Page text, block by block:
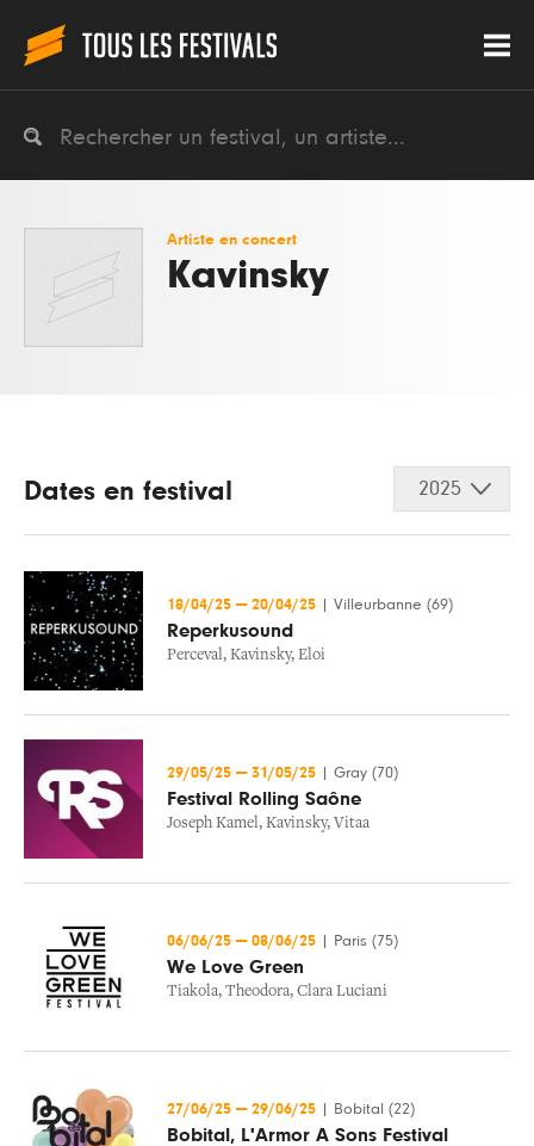
Artiste en concert
Kavinsky
Dates en festival 2025
18/04/25 — 20/04/25 Villeurbanne (69)
Reperkusound
Perceval, Kavinsky, Eloi
29/05/25 — 31/05/25 Gray (70)
Festival Rolling Saône
Joseph Kamel, Kavinsky, Vitaa
06/06/25 — 08/06/25 Paris (75)
We Love Green
Tiakola, Theodora, Clara Luciani
27/06/25 — 29/06/25 Bobital (22)
Bobital, L'Armor A Sons Festival